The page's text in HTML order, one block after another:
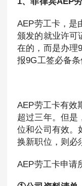
AEP劳工卡，是
颁发的就业许可
在的，而是办理
报9G工签必备条
AEP劳工卡有效
超过三年。但是
位和公司有效。
换新职位，则必
AEP劳工卡申请